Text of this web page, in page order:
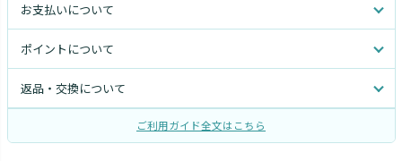
お支払いについて
ポイントについて
返品・交換について
ご利用ガイド全文はこちら